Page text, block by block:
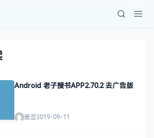
Android 老子搜书APP2.70.2 去广告版
墨涩2019-09-11